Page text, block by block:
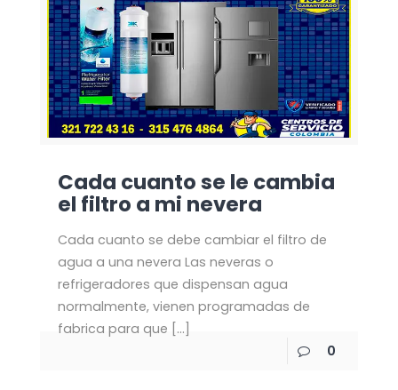
Cada cuanto se le cambia
el filtro a mi nevera
Cada cuanto se debe cambiar el filtro de
agua a una nevera Las neveras o
refrigeradores que dispensan agua
normalmente, vienen programadas de
fabrica para que […]
0